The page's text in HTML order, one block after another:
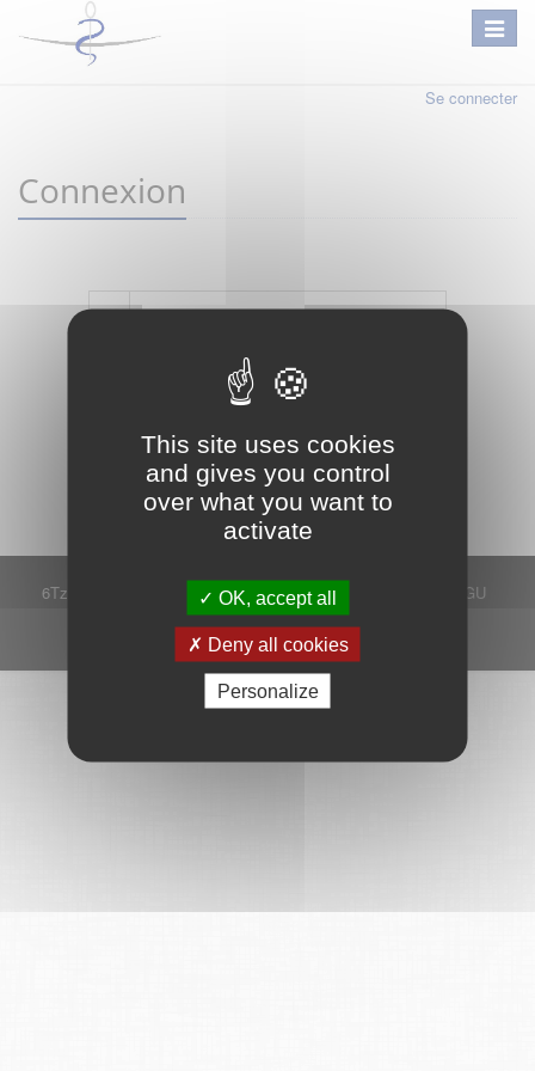
This site uses cookies
and gives you control
over what you want to
activate
OK, accept all
Deny all cookies
Personalize
Se connecter
Connexion
Mot de passe oublié ? Je crée mon compte
Connexion
6Tzen ©2015 - Tous droits réservés Mentions légales
CGU
Plan du site
FAQ
Contact
Ce service est proposé par6Tzen